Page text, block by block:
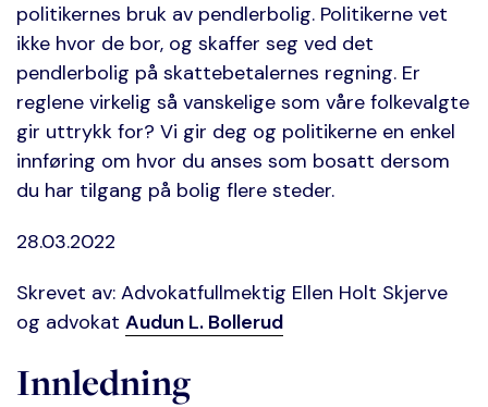
politikernes bruk av pendlerbolig. Politikerne vet
ikke hvor de bor, og skaffer seg ved det
pendlerbolig på skattebetalernes regning. Er
reglene virkelig så vanskelige som våre folkevalgte
gir uttrykk for? Vi gir deg og politikerne en enkel
innføring om hvor du anses som bosatt dersom
du har tilgang på bolig flere steder.
28.03.2022
Skrevet av: Advokatfullmektig Ellen Holt Skjerve
og advokat Audun L. Bollerud
Innledning